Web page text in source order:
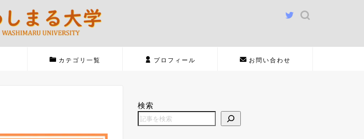
カテゴリ一覧 プロフィール お問い合わせ
検索